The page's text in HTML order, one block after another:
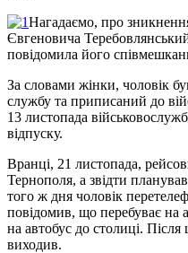
Нагадаємо, про
Євгеновича Теребовлянський
повідомила його
За словами жінки, чоловік
службу та приписаний до
13 листопада
відпуску.
Вранці, 21 листопада,
Тернополя, а звідти
того ж дня чоловік
повідомив, що перебуває на
на автобус до столиці. Після
виходив.